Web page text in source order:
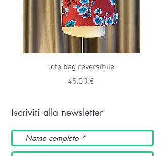
Tote bag reversibile
Prezzo
45,00 €
Iscriviti alla newsletter